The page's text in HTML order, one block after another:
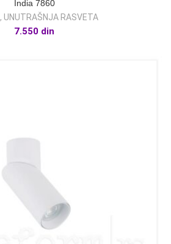
India 7860
, UNUTRAŠNJA RASVETA
7.550 din